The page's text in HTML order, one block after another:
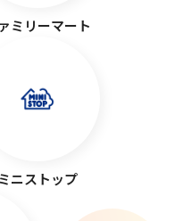
ミリーマート
ミニストップ